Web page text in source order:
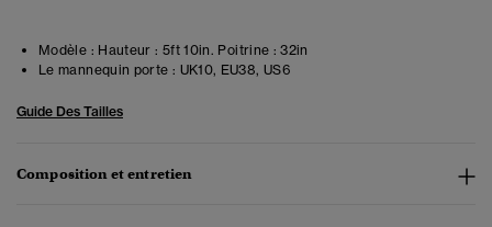
Modèle : Hauteur : 5ft 10in. Poitrine : 32in
Le mannequin porte : UK10, EU38, US6
Guide Des Tailles
Composition et entretien